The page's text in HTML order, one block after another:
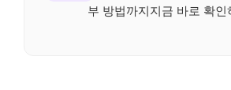
부 방법까지지금 바로 확인